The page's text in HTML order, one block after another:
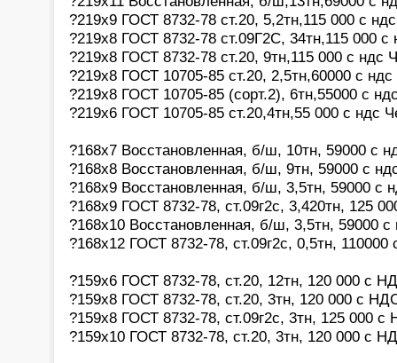
?219х9 ГОСТ 8732-78 ст.20, 5,2тн,115 000 с
?219х8 ГОСТ 8732-78 ст.09Г2С, 34тн,115 000 с
?219х8 ГОСТ 8732-78 ст.20, 9тн,115 000 с ндс
?219х8 ГОСТ 10705-85 ст.20, 2,5тн,60000 с
?219х8 ГОСТ 10705-85 (сорт.2), 6тн,55000 с
?219х6 ГОСТ 10705-85 ст.20,4тн,55 000 с ндс
?168х7 Восстановленная, б/ш, 10тн, 59000 с
?168х8 Восстановленная, б/ш, 9тн, 59000 с
?168х9 Восстановленная, б/ш, 3,5тн, 59000 с
?168х9 ГОСТ 8732-78, ст.09г2с, 3,420тн, 125
?168х10 Восстановленная, б/ш, 3,5тн, 59000 с
?168х12 ГОСТ 8732-78, ст.09г2с, 0,5тн, 110000
?159х6 ГОСТ 8732-78, ст.20, 12тн, 120 000 с
?159х8 ГОСТ 8732-78, ст.20, 3тн, 120 000 с
?159х8 ГОСТ 8732-78, ст.09г2с, 3тн, 125 000
?159х10 ГОСТ 8732-78, ст.20, 3тн, 120 000 с